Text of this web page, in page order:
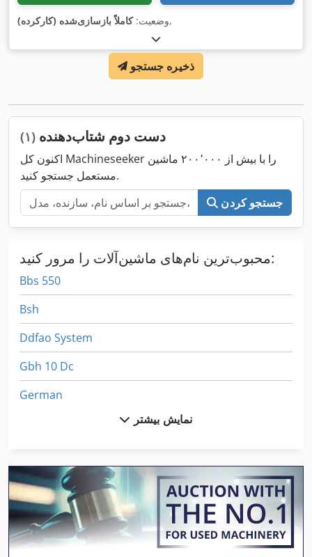
وضعیت:کاملاً بازسازی‌شده (کارکرده) ,
ذخیره جستجو
دست دوم شتاب‌دهنده (۱)
اکنون کل Machineseeker را با بیش از ۲۰۰٬۰۰۰ ماشین
مستعمل جستجو کنید.
جستجو کردن
محبوب‌ترین نام‌های ماشین‌آلات را مرور کنید:
Bbs 550
Bsh
Ddfao System
Gbh 10 Dc
German
International 1586
International 2674
International 434
نمایش بیشتر